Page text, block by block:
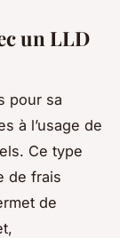
un LLD
pour sa
à l’usage de
Ce type
de frais
de